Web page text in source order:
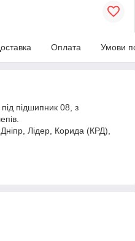
Оплата Умови
підшипник 08, з
Лідер, Корида (КРД),